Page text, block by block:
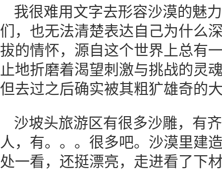
我很难用文字去形容沙漠的魅
们，也无法清楚表达自己为什么
拔的情怀，源自这个世界上总有
止地折磨着渴望刺激与挑战的灵
但去过之后确实被其粗犷雄奇的
沙坡头旅游区有很多沙雕，有
人，有。。。很多吧。沙漠里建
处一看，还挺漂亮，走进看了下